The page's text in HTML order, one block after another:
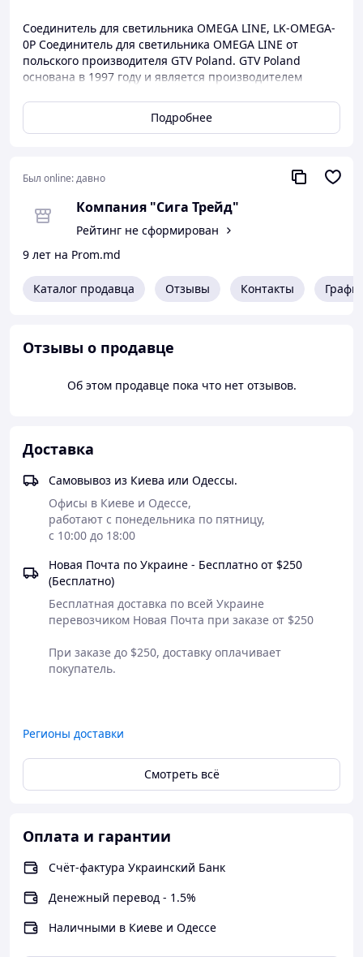
Соединитель для светильника OMEGA LINE, LK-OMEGA-
0P Соединитель для светильника OMEGA LINE от
польского производителя GTV Poland. GTV Poland
основана в 1997 году и является производителем
Материал Сталь Цвет корпуса Белый Размер 240x37мм
Гарантияа 36 месяцев Страна Польша
Подробнее
Был online:давно
Компания "Сига Трейд"
Рейтинг не сформирован
9 лет на Prom.md
Каталог продавца Отзывы Контакты
Отзывы о продавце
Об этом продавце пока что нет отзывов.
Доставка
Самовывоз из Киева или Одессы.
Офисы в Киеве и Одессе,
работают с понедельника по пятницу,
с 10:00 до 18:00
Новая Почта по Украине - Бесплатно от $250
(Бесплатно)
Бесплатная доставка по всей Украине
перевозчиком Новая Почта при заказе от $250
При заказе до $250, доставку оплачивает
покупатель.
Регионы доставки
Смотреть всё
Оплата и гарантии
Счёт-фактура Украинский Банк
Денежный перевод - 1.5%
Наличными в Киеве и Одессе